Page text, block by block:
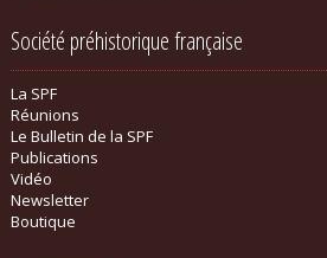
Société préhistorique française
La SPF
Réunions
Le Bulletin de la SPF
Publications
Vidéo
Newsletter
Boutique